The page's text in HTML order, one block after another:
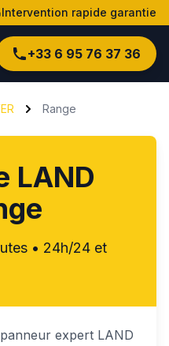
Intervention rapide garantie
+33 6 95 76 37 36
Range
LAND
• 24h/24 et
expert LAND